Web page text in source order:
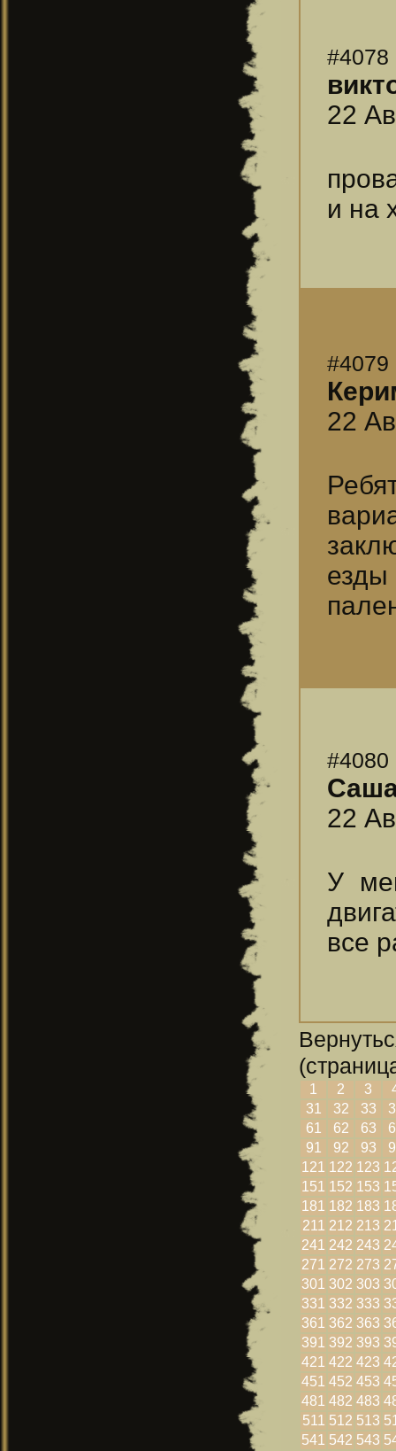
#4078
22
и на
#4079
22
#4080
22
У
все
1 2 3
31
32 33
61
62 63
91
92 93
121 122 123
151 152 153
181 182 183
211 212 213
241 242 243
271 272 273
301 302 303
331 332 333
361 362 363
391 392 393
421 422 423
451 452 453
481 482 483
511 512 513
541 542 543